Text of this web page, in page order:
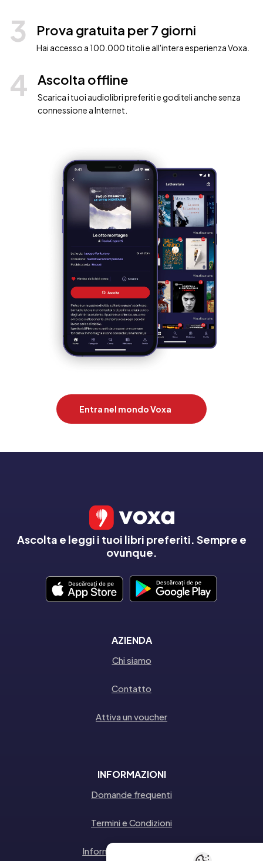
3 Prova gratuita per 7 giorni
Hai accesso a 100.000 titoli e all'intera esperienza Voxa.
4 Ascolta offline
Scarica i tuoi audiolibri preferiti e goditeli anche senza
connessione a Internet.
Entra nel mondo Voxa
Ascolta e leggi i tuoi libri preferiti. Sempre e
ovunque.
AZIENDA
Chi siamo
Contatto
Attiva un voucher
INFORMAZIONI
Domande frequenti
Termini e Condizioni
Informativa sulla privacy